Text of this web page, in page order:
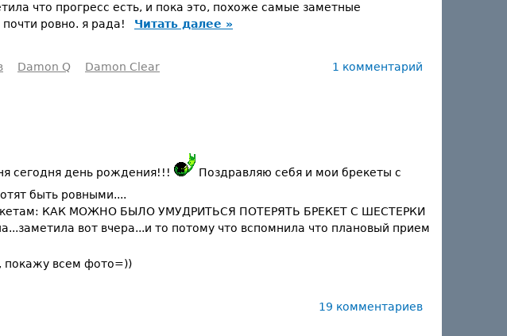
что прогресс есть, и пока это, похоже самые заметные
ровно. я рада!
Читать далее »
Damon Q Damon Clear 1 комментарий
сегодня день рождения!!!
Поздравляю себя и мои брекеты с
быть ровными....
КАК МОЖНО БЫЛО УМУДРИТЬСЯ ПОТЕРЯТЬ БРЕКЕТ С ШЕСТЕРКИ
вот вчера...и то потому что вспомнила что плановый прием
покажу всем фото=))
19 комментариев